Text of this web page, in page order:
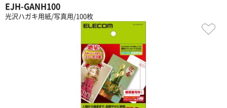
EJH-GANH100
光沢ハガキ用紙/写真用/100枚